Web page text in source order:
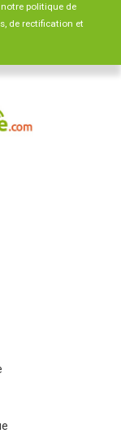
politique de
de rectification et